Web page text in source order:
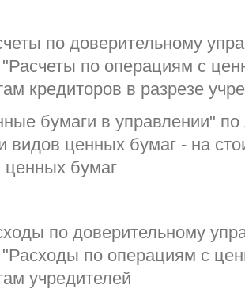
по доверительному
"Расчеты по операциям с
кредиторов в разрезе
бумаги в управлении"
видов ценных бумаг - на
бумаг
по доверительному
"Расходы по операциям с
учредителей